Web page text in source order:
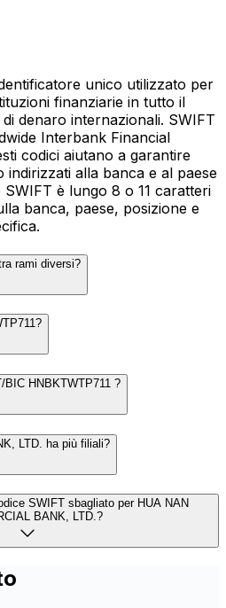
unico utilizzato per
finanziarie in tutto il
denaro internazionali. SWIFT
Interbank Financial
codici aiutano a garantire
indirizzati alla banca e al paese
è lungo 8 o 11 caratteri
banca, paese, posizione e
rami diversi?
HNBKTWTP711 ?
LTD. ha più filiali?
SWIFT sbagliato per HUA NAN
BANK, LTD.?